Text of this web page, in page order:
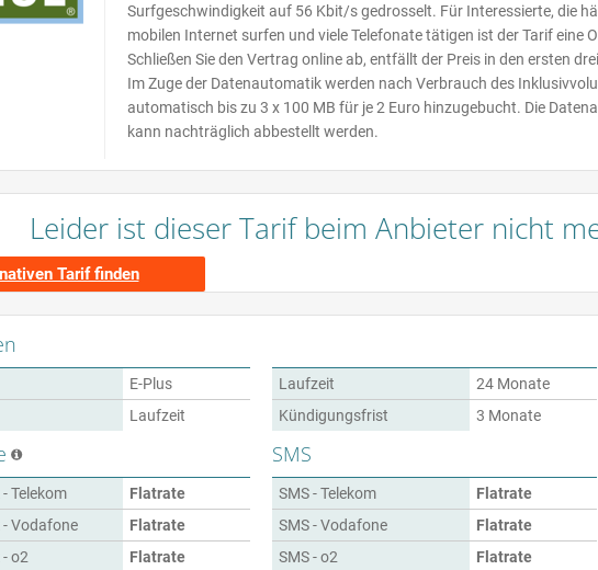
Surfgeschwindigkeit auf 56 Kbit/s gedrosselt. Für Interessierte, die
mobilen Internet surfen und viele Telefonate tätigen ist der Tarif eine
Schließen Sie den Vertrag online ab, entfällt der Preis in den ersten
Im Zuge der Datenautomatik werden nach Verbrauch des
automatisch bis zu 3 x 100 MB für je 2 Euro hinzugebucht. Die
kann nachträglich abbestellt werden.
Leider ist dieser Tarif beim Anbieter nicht
Tarif finden
E-Plus
Laufzeit
Laufzeit
24 Monate
Kündigungsfrist
3 Monate
Telekom
Flatrate
Vodafone
Flatrate
o2
Flatrate
SMS
SMS - Telekom
Flatrate
SMS - Vodafone
Flatrate
SMS - o2
Flatrate